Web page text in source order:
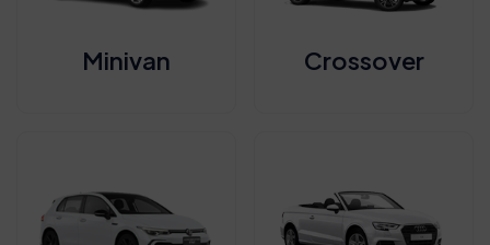
Minivan Crossover